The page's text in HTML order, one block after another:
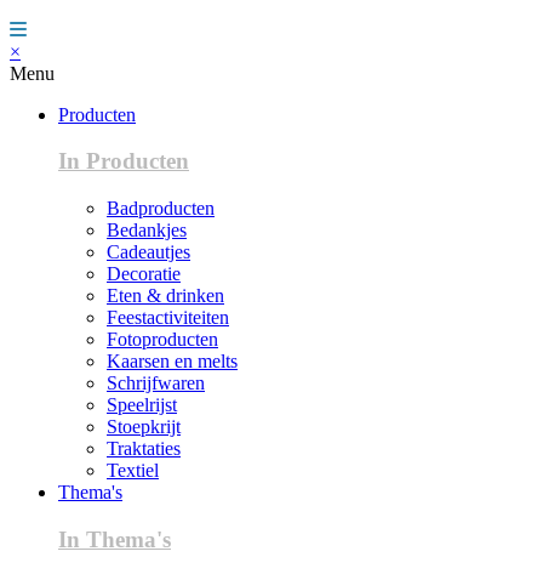
×
Menu
Producten
In Producten
Badproducten
Bedankjes
Cadeautjes
Decoratie
Eten & drinken
Feestactiviteiten
Fotoproducten
Kaarsen en melts
Schrijfwaren
Speelrijst
Stoepkrijt
Traktaties
Textiel
Thema's
In Thema's